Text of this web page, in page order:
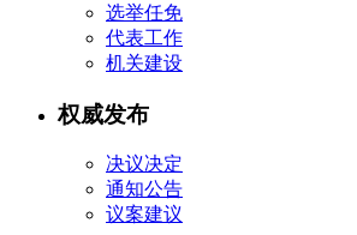
选举任免
代表工作
机关建设
权威发布
决议决定
通知公告
议案建议